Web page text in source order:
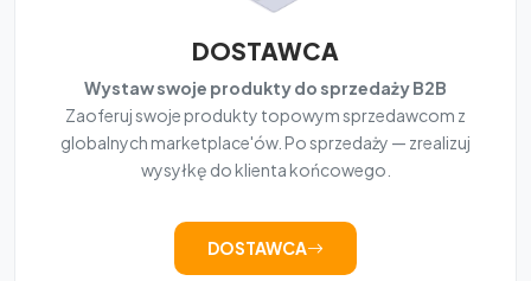
DOSTAWCA
Wystaw swoje produkty do sprzedaży B2B
Zaoferuj swoje produkty topowym sprzedawcom z
globalnych marketplace'ów. Po sprzedaży — zrealizuj
wysyłkę do klienta końcowego.
DOSTAWCA